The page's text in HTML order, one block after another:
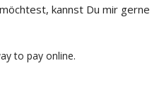
kannst Du mir gerne